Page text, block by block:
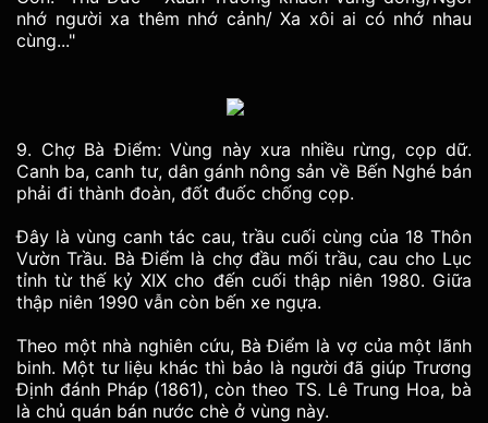
nhớ người xa thêm nhớ cảnh/ Xa xôi ai có nhớ nhau
cùng..."
9. Chợ Bà Điểm: Vùng này xưa nhiều rừng, cọp dữ.
Canh ba, canh tư, dân gánh nông sản về Bến Nghé bán
phải đi thành đoàn, đốt đuốc chống cọp.
Đây là vùng canh tác cau, trầu cuối cùng của 18 Thôn
Vườn Trầu. Bà Điểm là chợ đầu mối trầu, cau cho Lục
tỉnh từ thế kỷ XIX cho đến cuối thập niên 1980. Giữa
thập niên 1990 vẫn còn bến xe ngựa.
Theo một nhà nghiên cứu, Bà Điểm là vợ của một lãnh
binh. Một tư liệu khác thì bảo là người đã giúp Trương
Định đánh Pháp (1861), còn theo TS. Lê Trung Hoa, bà
là chủ quán bán nước chè ở vùng này.